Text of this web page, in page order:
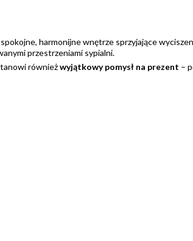
harmonijne wnętrze sprzyjające
przestrzeniami sypialni.
równieżwyjątkowy pomysł na prezent –